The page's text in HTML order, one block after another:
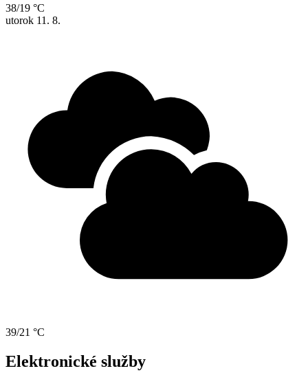
38/19 °C
utorok 11. 8.
39/21 °C
Elektronické služby